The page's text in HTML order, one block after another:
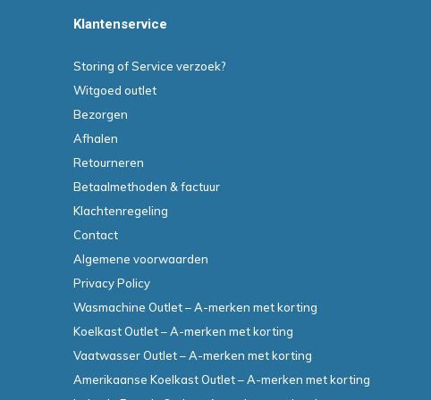
Klantenservice
Storing of Service verzoek?
Witgoed outlet
Bezorgen
Afhalen
Retourneren
Betaalmethoden & factuur
Klachtenregeling
Contact
Algemene voorwaarden
Privacy Policy
Wasmachine Outlet – A-merken met korting
Koelkast Outlet – A-merken met korting
Vaatwasser Outlet – A-merken met korting
Amerikaanse Koelkast Outlet – A-merken met korting